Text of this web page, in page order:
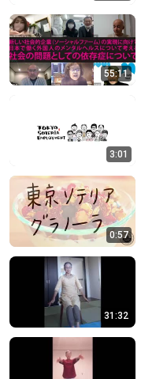
55:11
3:01
0:57
31:32